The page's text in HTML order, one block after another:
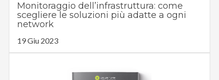
Monitoraggio dell’infrastruttura: come
scegliere le soluzioni più adatte a ogni
network
19 Giu 2023